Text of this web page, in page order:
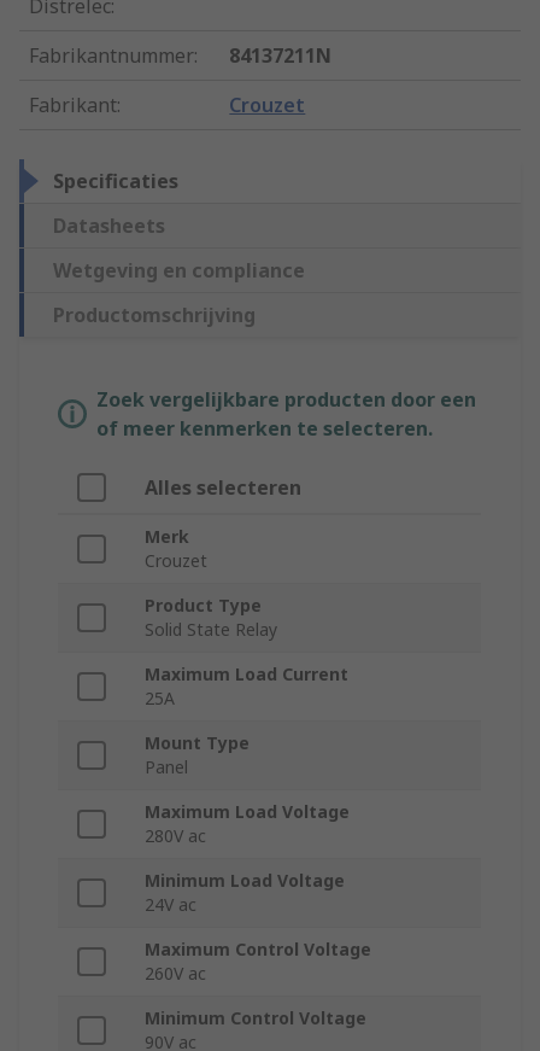
Distrelec:
Fabrikantnummer:
84137211N
Fabrikant: Crouzet
Specificaties
Datasheets
Wetgeving en compliance
Productomschrijving
Zoek vergelijkbare producten door een
of meer kenmerken te selecteren.
Alles selecteren
Merk
Crouzet
Product Type
Solid State Relay
Maximum Load Current
25A
Mount Type
Panel
Maximum Load Voltage
280V ac
Minimum Load Voltage
24V ac
Maximum Control Voltage
260V ac
Minimum Control Voltage
90V ac